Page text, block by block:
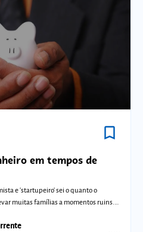
bookmark_border
em tempos de
e 'startupeiro' sei o quanto o
muitas famílias a momentos ruins.